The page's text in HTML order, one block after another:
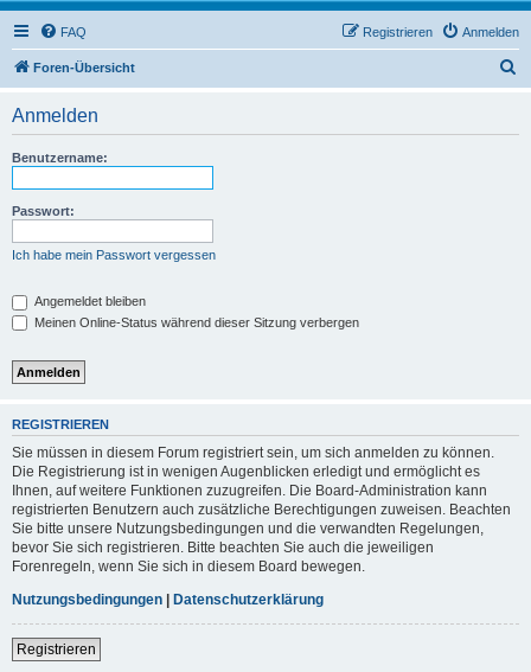
FAQ Anmelden
Registrieren
Foren-Übersicht
Anmelden
Benutzername:
Passwort:
Ich habe mein Passwort vergessen
Angemeldet bleiben
Meinen Online-Status während dieser Sitzung verbergen
REGISTRIEREN
Sie müssen in diesem Forum registriert sein, um sich anmelden zu können.
Die Registrierung ist in wenigen Augenblicken erledigt und ermöglicht es
Ihnen, auf weitere Funktionen zuzugreifen. Die Board-Administration kann
registrierten Benutzern auch zusätzliche Berechtigungen zuweisen. Beachten
Sie bitte unsere Nutzungsbedingungen und die verwandten Regelungen,
bevor Sie sich registrieren. Bitte beachten Sie auch die jeweiligen
Forenregeln, wenn Sie sich in diesem Board bewegen.
Nutzungsbedingungen | Datenschutzerklärung
Registrieren